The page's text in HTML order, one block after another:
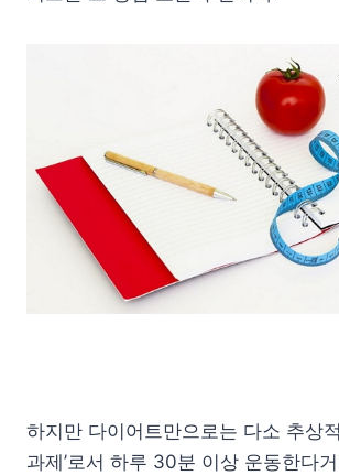
하지만 다이어트만으로는 다소 추상
과제’로서 하루 30분 이상 운동한다